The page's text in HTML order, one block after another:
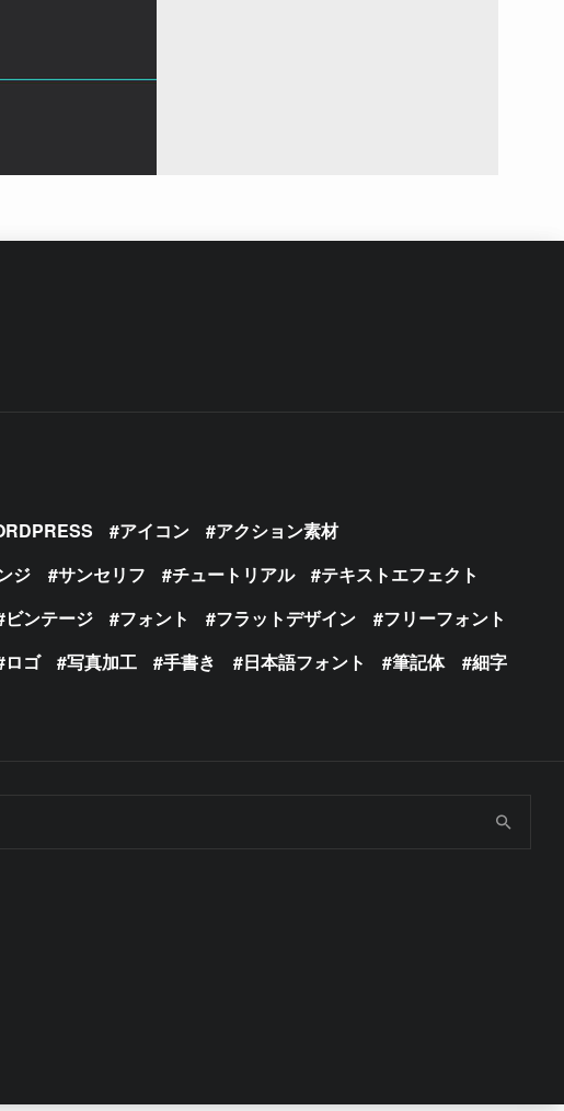
アイコン
アクション素材
ジ サンセリフ チュートリアル
テキストエフェクト
ビンテージ フォント フラットデザイン
フリーフォント
ロゴ 写真加工 手書き 日本語フォント 筆記体
細字